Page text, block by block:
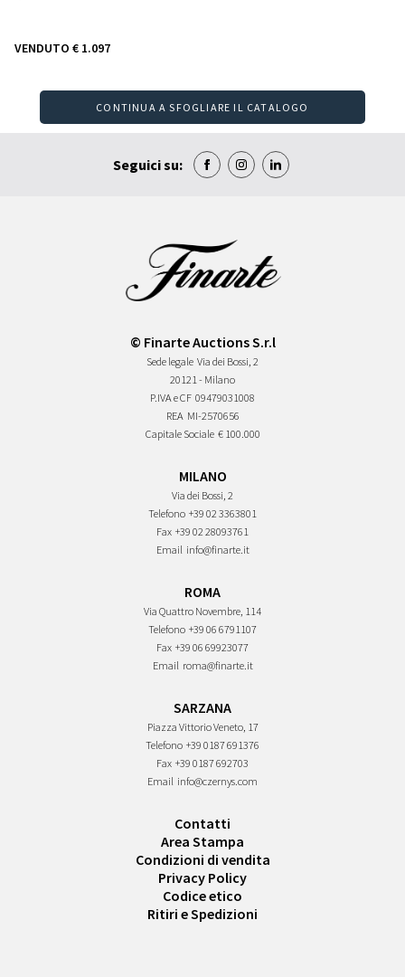
VENDUTO € 1.097
CONTINUA A SFOGLIARE IL CATALOGO
Seguici su:
© Finarte Auctions S.r.l
Sede legale Via dei Bossi, 2
20121 - Milano
P.IVA e CF 09479031008
REA MI-2570656
Capitale Sociale € 100.000
MILANO
Via dei Bossi, 2
Telefono +39 02 3363801
Fax +39 02 28093761
Email info@finarte.it
ROMA
Via Quattro Novembre, 114
Telefono +39 06 6791107
Fax +39 06 69923077
Email roma@finarte.it
SARZANA
Piazza Vittorio Veneto, 17
Telefono +39 0187 691376
Fax +39 0187 692703
Email info@czernys.com
Contatti
Area Stampa
Condizioni di vendita
Privacy Policy
Codice etico
Ritiri e Spedizioni